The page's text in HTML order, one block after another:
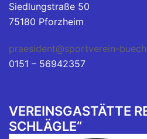
Siedlungstraße 50
75180 Pforzheim
praesident@sportverein-
0151 – 56942357
VEREINSGASTÄTTE
SCHLÄGLE“